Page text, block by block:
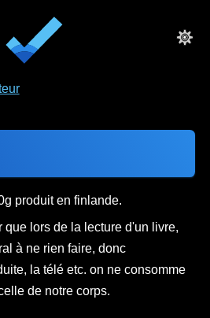
produit en finlande.
que lors de la lecture d'un livre,
à ne rien faire, donc
la télé etc. on ne consomme
de notre corps.